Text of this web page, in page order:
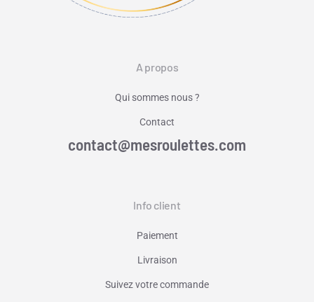
A propos
Qui sommes nous ?
Contact
contact@mesroulettes.com
Info client
Paiement
Livraison
Suivez votre commande